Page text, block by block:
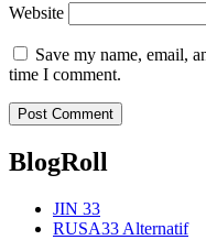
Website
Save my name, email,
time I comment.
BlogRoll
JIN 33
RUSA33 Alternatif